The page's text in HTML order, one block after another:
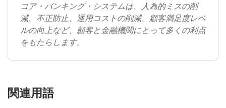
コア・バンキング・システムは、人為的ミスの削
減、不正防止、運用コストの削減、顧客満足度レベ
ルの向上など、顧客と金融機関にとって多くの利点
をもたらします。
関連用語